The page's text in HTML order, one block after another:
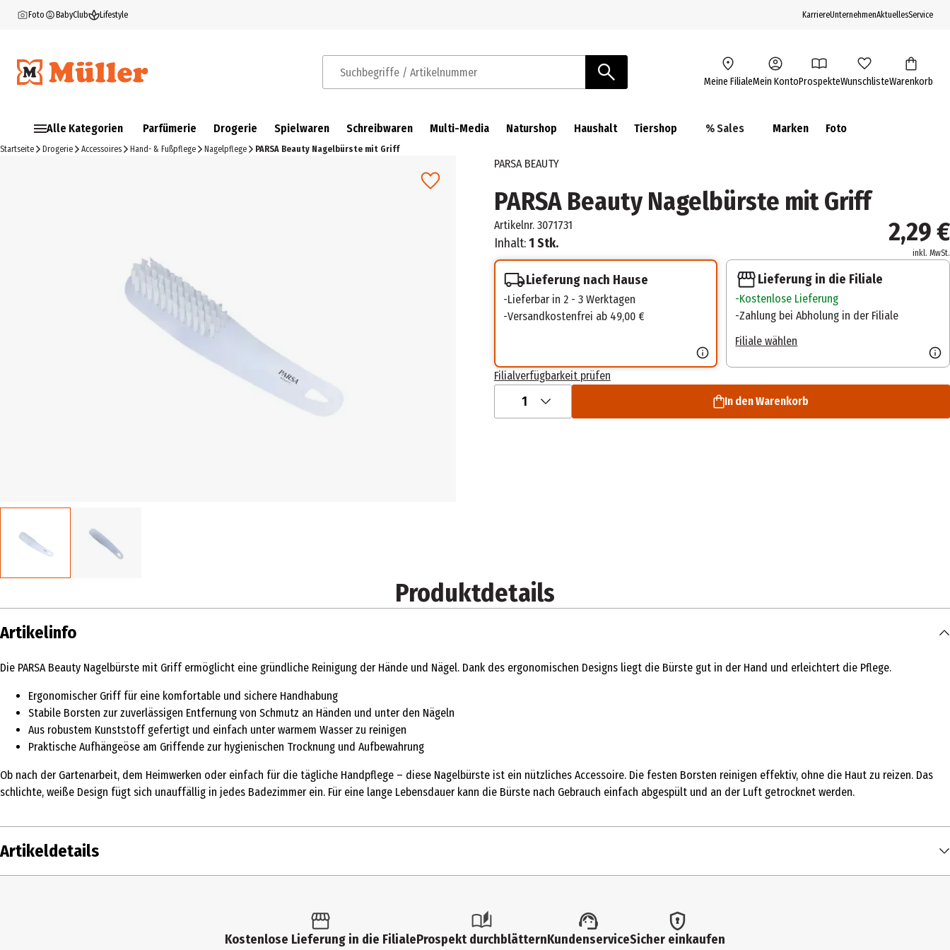
Foto BabyClub Lifestyle KarriereUnternehmenAktuellesService
Suchbegriffe / Artikelnummer Meine FilialeMein KontoProspekteWunschlisteWarenkorb
Alle Kategorien Parfümerie Drogerie Spielwaren Schreibwaren Multi-Media Naturshop Haushalt Tiershop % Sales Marken Foto
Startseite Drogerie Accessoires Hand- & Fußpflege Nagelpflege PARSA Beauty Nagelbürste mit Griff
PARSA BEAUTY
PARSA Beauty Nagelbürste mit Griff
Artikelnr. 3071731
Inhalt:1 Stk. 2,29 €
inkl. MwSt.
Lieferung nach Hause
Lieferbar in 2 - 3 Werktagen
Versandkostenfrei ab 49,00 €
Lieferung in die Filiale
Kostenlose Lieferung
Zahlung bei Abholung in der Filiale
Filiale wählen
Filialverfügbarkeit prüfen
1 In den Warenkorb
Produktdetails
Artikelinfo
Die PARSA Beauty Nagelbürste mit Griff ermöglicht eine gründliche Reinigung der Hände und Nägel. Dank des ergonomischen Designs liegt die Bürste gut in der Hand und erleichtert die Pflege.
Ergonomischer Griff für eine komfortable und sichere Handhabung
Stabile Borsten zur zuverlässigen Entfernung von Schmutz an Händen und unter den Nägeln
Aus robustem Kunststoff gefertigt und einfach unter warmem Wasser zu reinigen
Praktische Aufhängeöse am Griffende zur hygienischen Trocknung und Aufbewahrung
Ob nach der Gartenarbeit, dem Heimwerken oder einfach für die tägliche Handpflege – diese Nagelbürste ist ein nützliches Accessoire. Die festen Borsten reinigen effektiv, ohne die Haut zu reizen. Das
schlichte, weiße Design fügt sich unauffällig in jedes Badezimmer ein. Für eine lange Lebensdauer kann die Bürste nach Gebrauch einfach abgespült und an der Luft getrocknet werden.
Artikeldetails
Kostenlose Lieferung in die FilialeProspekt durchblätternKundenserviceSicher einkaufen